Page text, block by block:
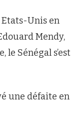
Etats-Unis en
Mendy,
le Sénégal s’est
une défaite en